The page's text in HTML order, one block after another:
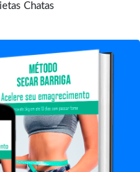
Chatas